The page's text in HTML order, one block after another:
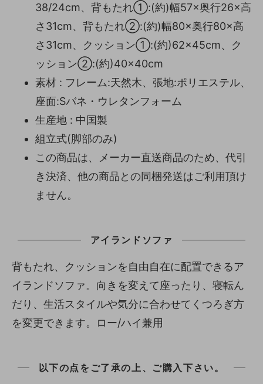
38/24cm、背もたれ①:(約)幅57×奥行26×高
さ31cm、背もたれ②:(約)幅80×奥行80×高
さ31cm、クッション①:(約)62×45cm、ク
ッション②:(約)40×40cm
素材 : フレーム:天然木、張地:ポリエステル、
座面:Sバネ・ウレタンフォーム
生産地 : 中国製
組立式(脚部のみ)
この商品は、メーカー直送商品のため、代引
き決済、他の商品との同梱発送はご利用頂け
ません。
アイランドソファ
背もたれ、クッションを自由自在に配置できるア
イランドソファ。向きを変えて座ったり、寝転ん
だり、生活スタイルや気分に合わせてくつろぎ方
を変更できます。ロー/ハイ兼用
以下の点をご了承の上、ご購入下さい。